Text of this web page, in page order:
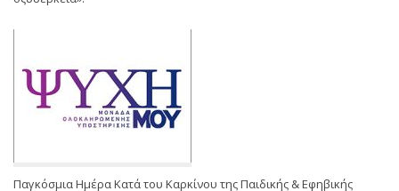
Παγκόσμια Ημέρα Κατά του Καρκίνου της Παιδικής & Εφηβικής